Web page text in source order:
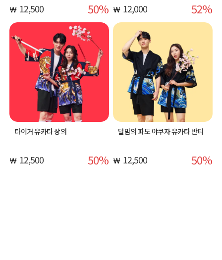
12,500 50 12,000 52
타이거 유카타 상의
12,500 50
달밤의 파도 야쿠자 유카타 반티
12,500 50